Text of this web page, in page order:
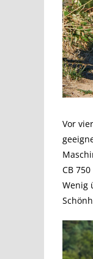
Vor
CB
Wenig